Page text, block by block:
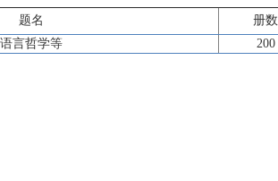
题名 册数
语言哲学等 200